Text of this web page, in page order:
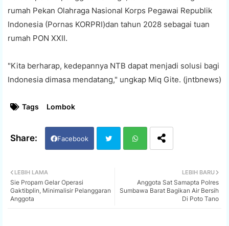
rumah Pekan Olahraga Nasional Korps Pegawai Republik
Indonesia (Pornas KORPRI)dan tahun 2028 sebagai tuan
rumah PON XXII.
"Kita berharap, kedepannya NTB dapat menjadi solusi bagi
Indonesia dimasa mendatang," ungkap Miq Gite. (jntbnews)
Tags Lombok
Facebook
ats
LEBIH BARU
Anggota Sat Samapta Polres
Sumbawa Barat Bagikan Air Bersih
Di Poto Tano
LEBIH LAMA
Sie Propam Gelar Operasi
Gaktibplin, Minimalisir Pelanggaran
Anggota